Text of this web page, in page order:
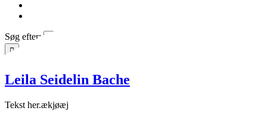
Søg efter:
Leila Seidelin Bache
Tekst her.ækjøæj